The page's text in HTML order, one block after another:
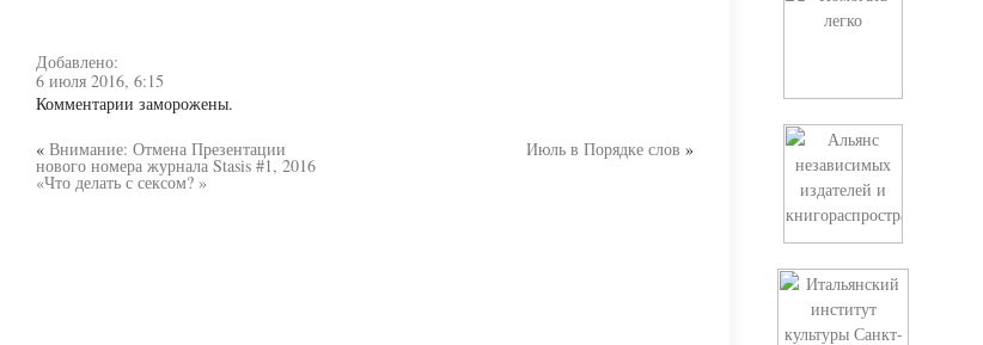
Добавлено:
6 июля 2016, 6:15
Комментарии заморожены.
« Внимание: Отмена Презентации
нового номера журнала Stasis #1, 2016
«Что делать с сексом? »
Июль в Порядке слов »